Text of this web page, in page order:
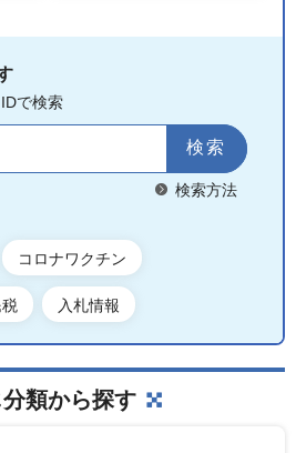
IDで検索
検索方法
コロナワクチン
入札情報
分類から探す